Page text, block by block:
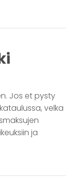
Jos et pysty
velka
ja